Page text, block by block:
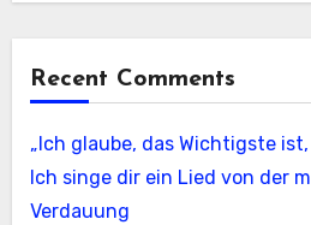
Recent Comments
„Ich glaube, das Wichtigste ist,
Ich singe dir ein Lied von der
Verdauung